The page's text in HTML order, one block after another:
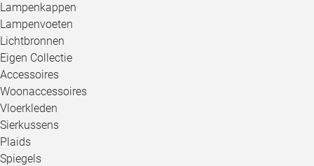
Lampenkappen
Lampenvoeten
Lichtbronnen
Eigen Collectie
Accessoires
Woonaccessoires
Vloerkleden
Sierkussens
Plaids
Spiegels